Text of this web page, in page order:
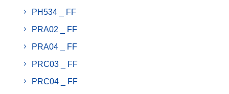
PH534 _ FF
PRA02 _ FF
PRA04 _ FF
PRC03 _ FF
PRC04 _ FF